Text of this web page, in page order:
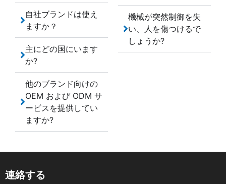
自社ブランドは使え
ますか？
主にどの国にいます
か?
他のブランド向けの
OEM および ODM サ
ービスを提供してい
ますか?
機械が突然制御を失
い、人を傷つけるで
しょうか?
連絡する